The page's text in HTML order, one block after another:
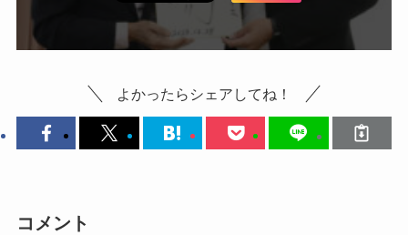
よかったらシェアしてね！
コメント